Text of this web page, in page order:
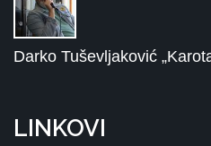
Darko Tuševljaković
LINKOVI